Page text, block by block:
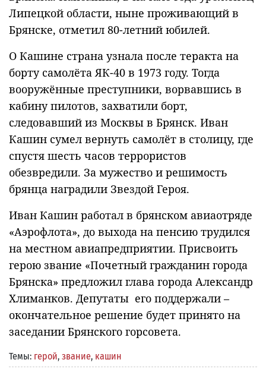
Липецкой области, ныне проживающий в
Брянске, отметил 80-летний юбилей.
О Кашине страна узнала после теракта на
борту самолёта ЯК-40 в 1973 году. Тогда
вооружённые преступники, ворвавшись в
кабину пилотов, захватили борт,
следовавший из Москвы в Брянск. Иван
Кашин сумел вернуть самолёт в столицу, где
спустя шесть часов террористов
обезвредили. За мужество и решимость
брянца наградили Звездой Героя.
Иван Кашин работал в брянском авиаотряде
«Аэрофлота», до выхода на пенсию трудился
на местном авиапредприятии. Присвоить
герою звание «Почетный гражданин города
Брянска» предложил глава города Александр
Хлиманков. Депутаты его поддержали –
окончательное решение будет принято на
заседании Брянского горсовета.
Темы: герой, звание, кашин